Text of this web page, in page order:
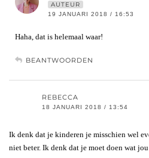
AUTEUR
19 JANUARI 2018 / 16:53
Haha, dat is helemaal waar!
BEANTWOORDEN
REBECCA
18 JANUARI 2018 / 13:54
Ik denk dat je kinderen je misschien wel
niet beter. Ik denk dat je moet doen wat